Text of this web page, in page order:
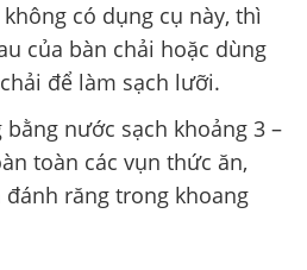
có dụng cụ này, thì
của bàn chải hoặc dùng
để làm sạch lưỡi.
nước sạch khoảng 3 –
toàn các vụn thức ăn,
răng trong khoang